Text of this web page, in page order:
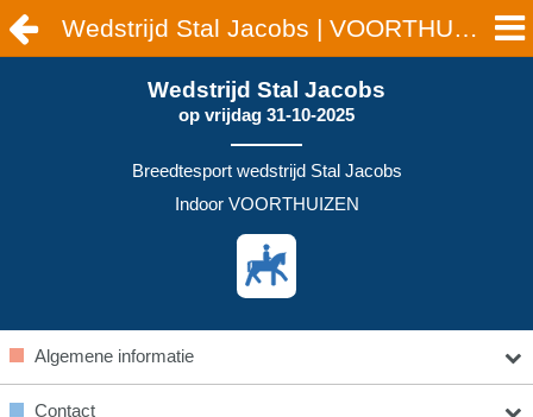
Wedstrijd Stal Jacobs | VOORTHUIZEN
Wedstrijd Stal Jacobs
op vrijdag 31-10-2025
Breedtesport wedstrijd Stal Jacobs
Indoor VOORTHUIZEN
Algemene informatie
Contact